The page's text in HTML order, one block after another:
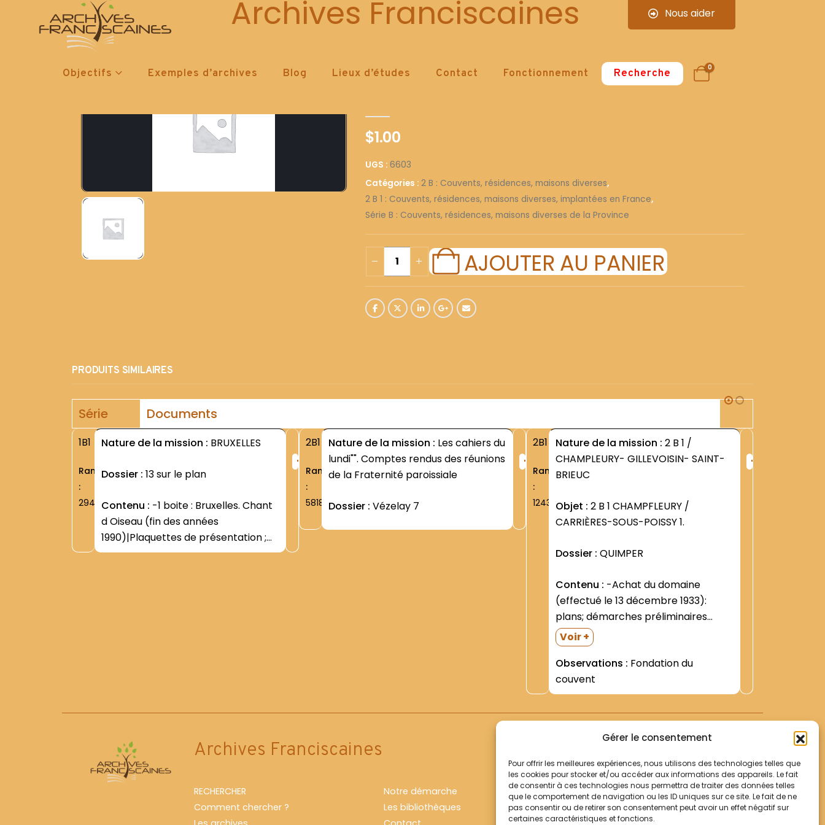
Gérer le consentement
Pour offrir les meilleures expériences, nous utilisons des technologies telles que
les cookies pour stocker et/ou accéder aux informations des appareils. Le fait
de consentir à ces technologies nous permettra de traiter des données telles
que le comportement de navigation ou les ID uniques sur ce site. Le fait de ne
pas consentir ou de retirer son consentement peut avoir un effet négatif sur
certaines caractéristiques et fonctions.
Archives Franciscaines Nous aider
Objectifs Exemples d’archives Blog Lieux d’études Contact Fonctionnement Recherche 0
6603
$1.00
UGS : 6603
Catégories : 2 B : Couvents, résidences, maisons diverses,
2 B 1 : Couvents, résidences, maisons diverses, implantées en France,
Série B : Couvents, résidences, maisons diverses de la Province
AJOUTER AU PANIER
PRODUITS SIMILAIRES
Série Documents
1B1
Rang
:
2949
Nature de la mission : BRUXELLES
Dossier : 13 sur le plan
Contenu :
d Oiseau (fin des années
1990)|Plaquettes de présentation ;
réflexions et projet pour son avenir|
+
2B1
Rang
:
5818
Nature de la mission : Les cahiers du
lundi"". Comptes rendus des réunions
de la Fraternité paroissiale
Dossier : Vézelay 7
+
2B1
Rang
:
1243
Nature de la mission : 2 B 1 /
CHAMPLEURY- GILLEVOISIN- SAINT-
BRIEUC
Objet : 2 B 1 CHAMPFLEURY /
CARRIÈRES-SOUS-POISSY 1.
Dossier : QUIMPER
Contenu :
(effectué le 13 décembre 1933):
plans; démarches préliminaires
(juillet - septembre 1933) -
Autorisations officielles: =De l
Evêque de Versailles (29 décembre
1933) =De la Congrégation romaine
des Religieux (29 janvier 1934-
contresignée le 6 février par le...
Voir +
Observations : Fondation du
couvent
+
Archives Franciscaines
RECHERCHER
Comment chercher ?
Notre démarche
Les bibliothèques
Votre panier
Mentions légales